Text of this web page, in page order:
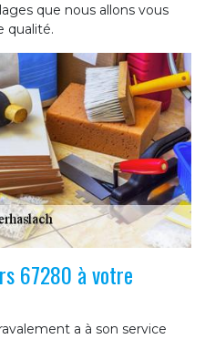
que nous allons vous
qualité.
67280 à votre
a à son service